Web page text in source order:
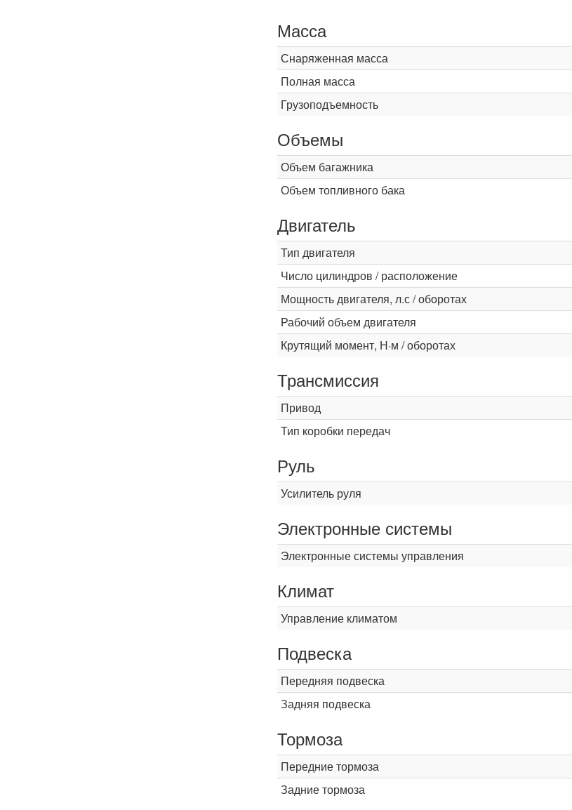
Масса
Снаряженная масса
Полная масса
Грузоподъемность
Объемы
Объем багажника
Объем топливного бака
Двигатель
Тип двигателя
Число цилиндров / расположение
Мощность двигателя, л.с / оборотах
Рабочий объем двигателя
Крутящий момент, Н·м / оборотах
Трансмиссия
Привод
Тип коробки передач
Руль
Усилитель руля
Электронные системы
Электронные системы управления
Климат
Управление климатом
Подвеска
Передняя подвеска
Задняя подвеска
Тормоза
Передние тормоза
Задние тормоза